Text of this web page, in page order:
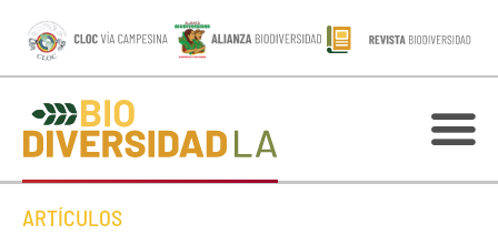
ARTÍCULOS